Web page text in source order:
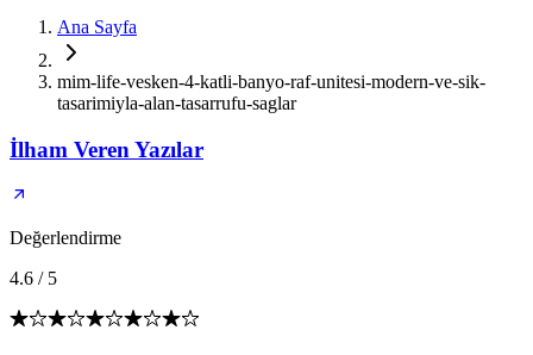
Ana Sayfa
mim-life-vesken-4-katli-banyo-raf-unitesi-modern-ve-sik-
tasarimiyla-alan-tasarrufu-saglar
İlham Veren Yazılar
Değerlendirme
4.6 / 5